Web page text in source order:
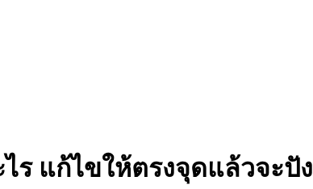
ร แก้ไขให้ตรงจุดแล้วจะปัง